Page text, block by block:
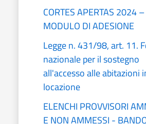
CORTES APERTAS 2024 –
MODULO DI ADESIONE
Legge n. 431/98, art. 11.
nazionale per il sostegno
all'accesso alle abitazioni
locazione
ELENCHI PROVVISORI
E NON AMMESSI -